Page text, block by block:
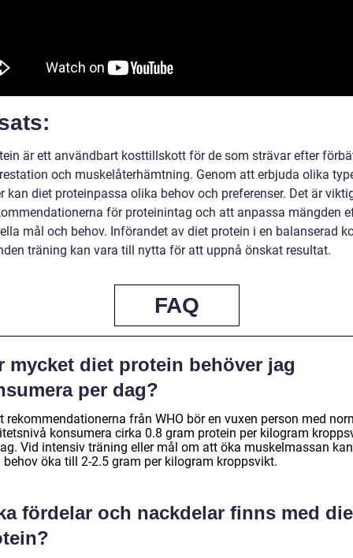
är ett användbart kosttillskott för de som strävar efter
och muskelåterhämtning. Genom att erbjuda olika
kan diet proteinpassa olika behov och preferenser. Det är
för proteinintag och att anpassa mängden
mål och behov. Införandet av diet protein i en balanserad
träning kan vara till nytta för att uppnå önskat resultat.
FAQ
mycket diet protein behöver jag
per dag?
rekommendationerna från WHO bör en vuxen person med
konsumera cirka 0.8 gram protein per kilogram
Vid intensiv träning eller mål om att öka muskelmassan kan
behov öka till 2-2.5 gram per kilogram kroppsvikt.
fördelar och nackdelar finns med